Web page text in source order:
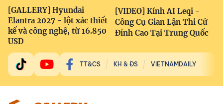
[GALLERY] Hyundai
Elantra 2027 - lột xác thiết
kế và công nghệ, từ 16.850
USD
[VIDEO] Kính AI Leqi -
Công Cụ Gian Lận Thi Cử
Đỉnh Cao Tại Trung Quốc
TT&CS KH & ĐS VIETNAMDAILY